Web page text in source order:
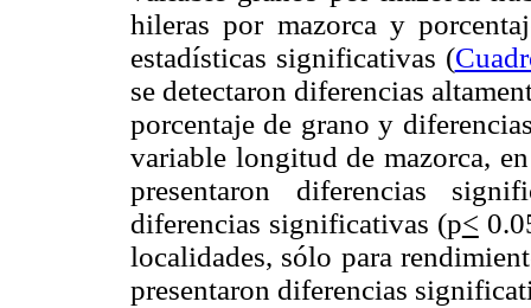
hileras por mazorca y
estadísticas significativas (
se detectaron diferencias
porcentaje de grano y
variable longitud de mazorca,
presentaron diferencias
diferencias significativas (p<
localidades, sólo para
presentaron diferencias